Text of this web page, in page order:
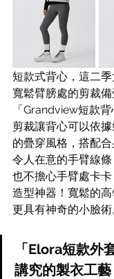
短款式背心，這二
寬鬆臂膀處的剪裁備
「Grandview短款
剪裁讓背心可以依
的疊穿風格，搭配
令人在意的手臂線
也不擔心手臂處卡
造型神器！寬鬆的
更具有神奇的小臉術
「Elora短款外
講究的製衣工藝